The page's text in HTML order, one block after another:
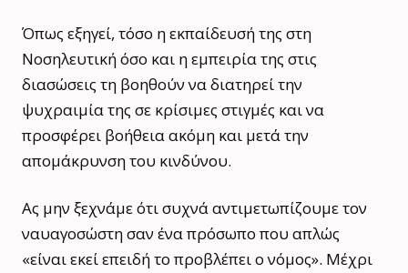
Όπως εξηγεί, τόσο η εκπαίδευσή της στη
Νοσηλευτική όσο και η εμπειρία της στις
διασώσεις τη βοηθούν να διατηρεί την
ψυχραιμία της σε κρίσιμες στιγμές και να
προσφέρει βοήθεια ακόμη και μετά την
απομάκρυνση του κινδύνου.
Ας μην ξεχνάμε ότι συχνά αντιμετωπίζουμε τον
ναυαγοσώστη σαν ένα πρόσωπο που απλώς
«είναι εκεί επειδή το προβλέπει ο νόμος». Μέχρι